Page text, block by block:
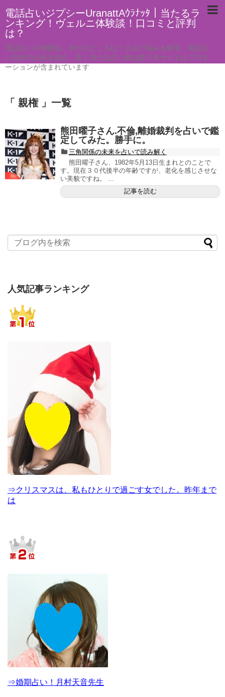
電話占いジプシーUranattAｳﾗﾅｯﾀ｜当たるラ
ンキング！ヴェルニ体験談！口コミと評判
は？
電話占いの体験談。本当のところは？人生の悩みを解決。電話占
い以外の占術も紹介。良く当たる占い師は誰？本サイトはプロモ
ーションが含まれています
「 親権 」一覧
熊田曜子さん.不倫,離婚裁判を占いで鑑
定してみた。勝手に。
三角関係の未来を占いで読み解く
熊田曜子さん、1982年5月13日生まれとのことで
す。現在３０代後半の年齢ですが、老化を感じさせな
い美貌ですね。 ...
記事を読む
人気記事ランキング
⇒クリスマスは、私もひとりで過ごす女でした。昨年まで
は
⇒婚期占い！月村天音先生